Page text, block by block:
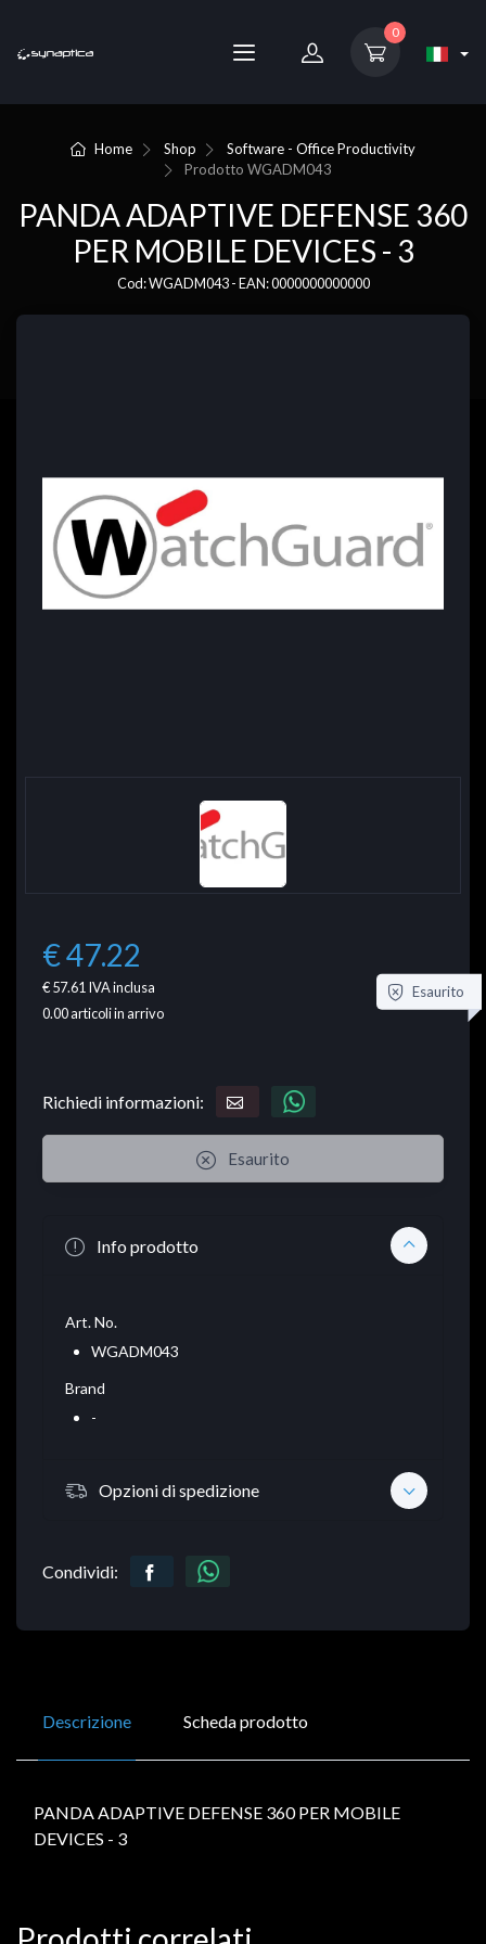
0
Home Shop
Software - Office Productivity
ProdottoWGADM043
PANDA ADAPTIVE DEFENSE 360
PER MOBILE DEVICES - 3
Cod: WGADM043 - EAN: 0000000000000
€ 47.22
€ 57.61IVA inclusa
0.00articoli in arrivo
Esaurito
Richiedi informazioni:
Esaurito
Info prodotto
Art. No.
WGADM043
Brand
-
Opzioni di spedizione
Condividi:
Descrizione Scheda prodotto
PANDA ADAPTIVE DEFENSE 360 PER MOBILE
DEVICES - 3